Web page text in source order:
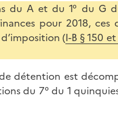
du A et du 1° du G
pour 2018, ces
(I-B § 150
détention est
du 7° du 1